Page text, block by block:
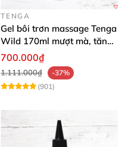
TENGA
Gel bôi trơn massage Tenga
Wild 170ml mượt mà, tăng
khoái cảm
700.000₫
1.111.000₫
-37%
(901)